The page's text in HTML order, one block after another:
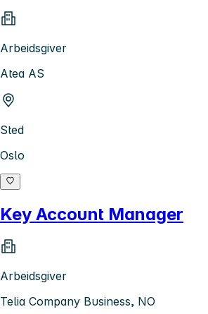
Arbeidsgiver
Atea AS
Sted
Oslo
Key Account Manager
Arbeidsgiver
Telia Company Business, NO